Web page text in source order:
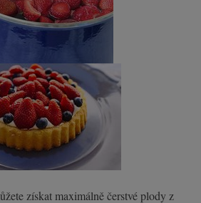
získat maximálně čerstvé plody z